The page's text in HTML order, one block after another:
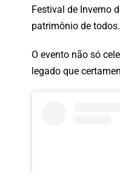
Festival de Inverno
patrimônio de todos.
O evento não só
legado que